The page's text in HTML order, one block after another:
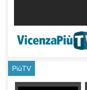
PiùTV